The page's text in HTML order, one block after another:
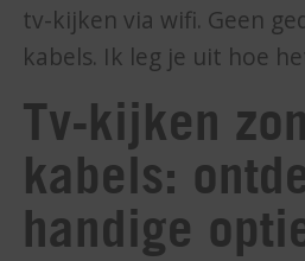
tv-kijken via wifi. Geen
kabels. Ik leg je uit hoe
Tv-kijken
kabels:
handige